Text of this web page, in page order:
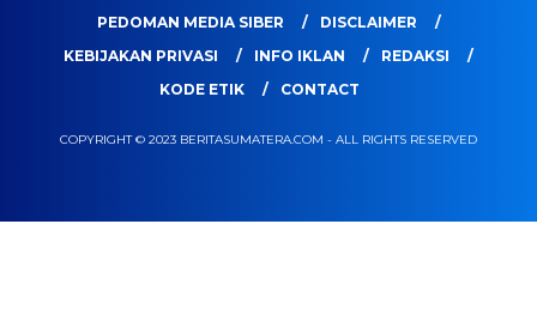
PEDOMAN MEDIA SIBER
DISCLAIMER
KEBIJAKAN PRIVASI
INFO IKLAN
REDAKSI
KODE ETIK
CONTACT
COPYRIGHT © 2023 BERITASUMATERA.COM - ALL RIGHTS RESERVED